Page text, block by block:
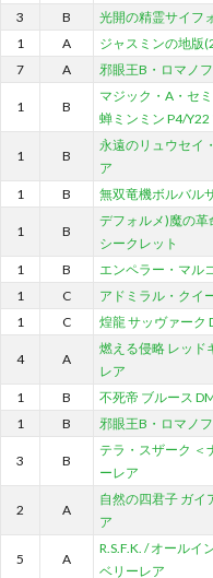
3 B 光開の精霊サイフ
1
A ジャスミンの地版
7
A 邪眼王B・ロマノ
1 B
マジック・A・セ
蝉ミンミン P4/Y22
1 B
永遠のリュウセイ
ア
1 B 無双竜機ボルバル
1 B
デフォルメ)魔の革
シークレット
1 B エンペラー・マル
1
C アドミラル・クイ
1
C 煌龍 サッヴァーク
4 A
燃える侵略 レッド
レア
1 B 不死帝 ブルース
1
B 邪眼王B・ロマノ
3 B
テラ・スザーク ＜
ーレア
2 A
自然の四君子 ガイ
ア
5 A
R.S.F.K. / オール
ベリーレア